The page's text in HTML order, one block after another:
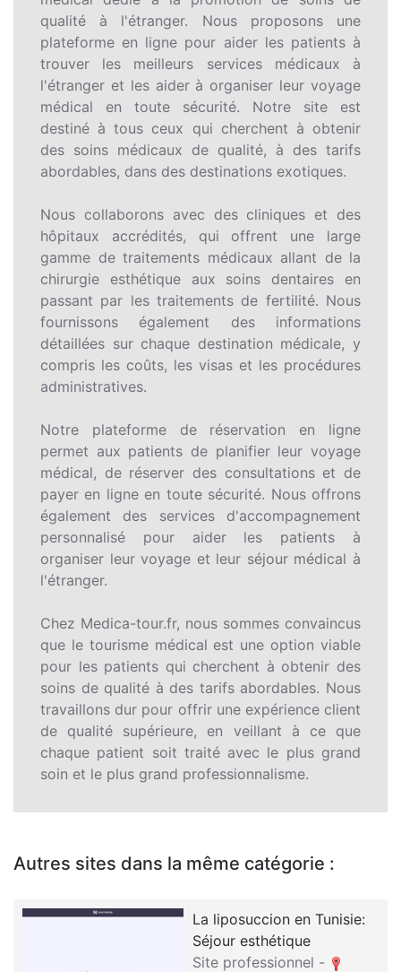
qualité à l'étranger. Nous proposons une
plateforme en ligne pour aider les patients à
trouver les meilleurs services médicaux à
l'étranger et les aider à organiser leur voyage
médical en toute sécurité. Notre site est
destiné à tous ceux qui cherchent à obtenir
des soins médicaux de qualité, à des tarifs
abordables, dans des destinations exotiques.
Nous collaborons avec des cliniques et des
hôpitaux accrédités, qui offrent une large
gamme de traitements médicaux allant de la
chirurgie esthétique aux soins dentaires en
passant par les traitements de fertilité. Nous
fournissons également des informations
détaillées sur chaque destination médicale, y
compris les coûts, les visas et les procédures
administratives.
Notre plateforme de réservation en ligne
permet aux patients de planifier leur voyage
médical, de réserver des consultations et de
payer en ligne en toute sécurité. Nous offrons
également des services d'accompagnement
personnalisé pour aider les patients à
organiser leur voyage et leur séjour médical à
l'étranger.
Chez Medica-tour.fr, nous sommes convaincus
que le tourisme médical est une option viable
pour les patients qui cherchent à obtenir des
soins de qualité à des tarifs abordables. Nous
travaillons dur pour offrir une expérience client
de qualité supérieure, en veillant à ce que
chaque patient soit traité avec le plus grand
soin et le plus grand professionnalisme.
Autres sites dans la même catégorie :
La liposuccion en Tunisie:
Séjour esthétique
Site professionnel -